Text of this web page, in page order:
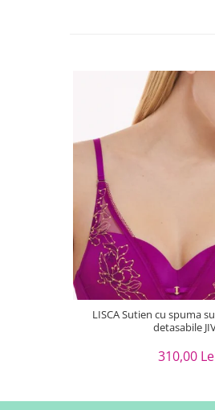
LISCA Sutien cu spuma
detasabile
310,00